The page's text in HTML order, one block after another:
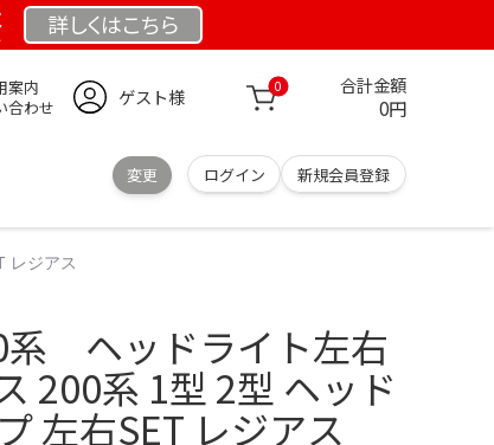
詳しくはこちら
案内
合わせ
ゲスト様 0 合計金額
0円
変更 ログイン 新規会員登録
レジアス
ヘッドライト左右
200系 1型 2型 ヘッド
左右SET レジアス